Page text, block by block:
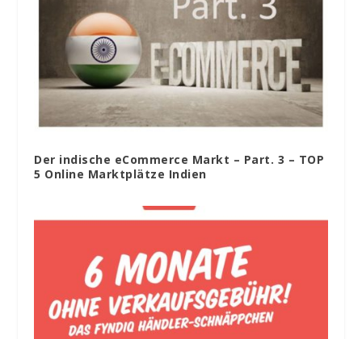
Der indische eCommerce Markt – Part. 3 – TOP
5 Online Marktplätze Indien